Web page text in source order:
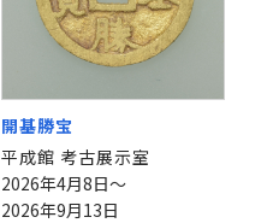
開基勝宝
平成館 考古展示室
2026年4月8日～
2026年9月13日